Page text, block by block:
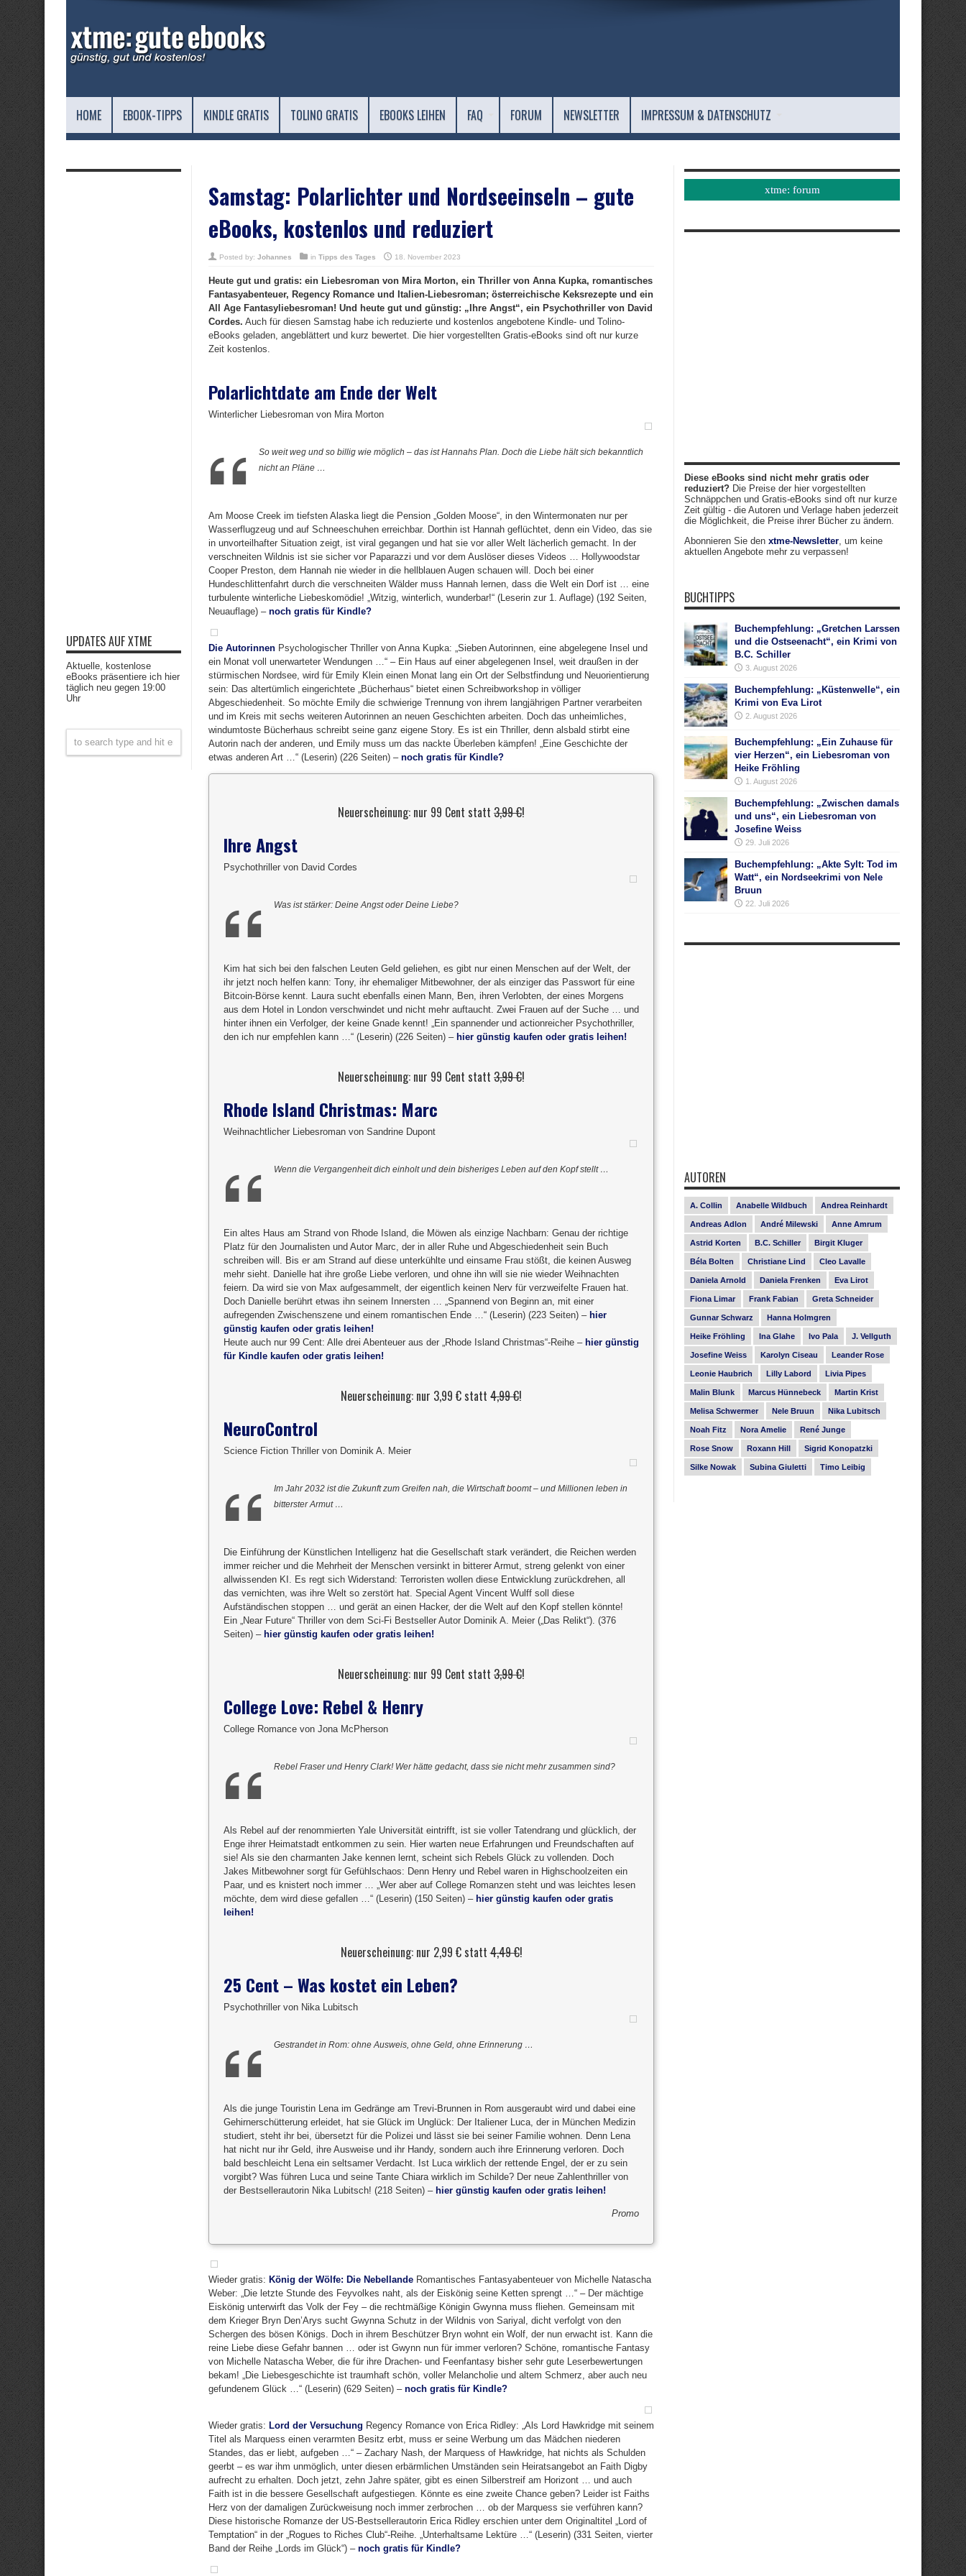
HOME EBOOK-TIPPS KINDLE GRATIS TOLINO GRATIS EBOOKS LEIHEN FAQ FORUM NEWSLETTER IMPRESSUM & DATENSCHUTZ
Samstag: Polarlichter und Nordseeinseln – gute
eBooks, kostenlos und reduziert
Posted by: Johannes in Tipps des Tages 18. November 2023
Heute gut und gratis: ein Liebesroman von Mira Morton, ein Thriller von Anna Kupka, romantisches
Fantasyabenteuer, Regency Romance und Italien-Liebesroman; österreichische Keksrezepte und ein
All Age Fantasyliebesroman! Und heute gut und günstig: „Ihre Angst“, ein Psychothriller von David
Cordes. Auch für diesen Samstag habe ich reduzierte und kostenlos angebotene Kindle- und Tolino-
eBooks geladen, angeblättert und kurz bewertet. Die hier vorgestellten Gratis-eBooks sind oft nur kurze
Zeit kostenlos.
Polarlichtdate am Ende der Welt
Winterlicher Liebesroman von Mira Morton
So weit weg und so billig wie möglich – das ist Hannahs Plan. Doch die Liebe hält sich bekanntlich
nicht an Pläne …
Am Moose Creek im tiefsten Alaska liegt die Pension „Golden Moose“, in den Wintermonaten nur per
Wasserflugzeug und auf Schneeschuhen erreichbar. Dorthin ist Hannah geflüchtet, denn ein Video, das sie
in unvorteilhafter Situation zeigt, ist viral gegangen und hat sie vor aller Welt lächerlich gemacht. In der
verschneiten Wildnis ist sie sicher vor Paparazzi und vor dem Auslöser dieses Videos … Hollywoodstar
Cooper Preston, dem Hannah nie wieder in die hellblauen Augen schauen will. Doch bei einer
Hundeschlittenfahrt durch die verschneiten Wälder muss Hannah lernen, dass die Welt ein Dorf ist … eine
turbulente winterliche Liebeskomödie! „Witzig, winterlich, wunderbar!“ (Leserin zur 1. Auflage) (192 Seiten,
Neuauflage) – noch gratis für Kindle?
Die Autorinnen Psychologischer Thriller von Anna Kupka: „Sieben Autorinnen, eine abgelegene Insel und
ein Monat voll unerwarteter Wendungen …“ – Ein Haus auf einer abgelegenen Insel, weit draußen in der
stürmischen Nordsee, wird für Emily Klein einen Monat lang ein Ort der Selbstfindung und Neuorientierung
sein: Das altertümlich eingerichtete „Bücherhaus“ bietet einen Schreibworkshop in völliger
Abgeschiedenheit. So möchte Emily die schwierige Trennung von ihrem langjährigen Partner verarbeiten
und im Kreis mit sechs weiteren Autorinnen an neuen Geschichten arbeiten. Doch das unheimliches,
windumtoste Bücherhaus schreibt seine ganz eigene Story. Es ist ein Thriller, denn alsbald stirbt eine
Autorin nach der anderen, und Emily muss um das nackte Überleben kämpfen! „Eine Geschichte der
etwas anderen Art …“ (Leserin) (226 Seiten) – noch gratis für Kindle?
Neuerscheinung: nur 99 Cent statt 3,99 €!
Ihre Angst
Psychothriller von David Cordes
Was ist stärker: Deine Angst oder Deine Liebe?
Kim hat sich bei den falschen Leuten Geld geliehen, es gibt nur einen Menschen auf der Welt, der
ihr jetzt noch helfen kann: Tony, ihr ehemaliger Mitbewohner, der als einziger das Passwort für eine
Bitcoin-Börse kennt. Laura sucht ebenfalls einen Mann, Ben, ihren Verlobten, der eines Morgens
aus dem Hotel in London verschwindet und nicht mehr auftaucht. Zwei Frauen auf der Suche … und
hinter ihnen ein Verfolger, der keine Gnade kennt! „Ein spannender und actionreicher Psychothriller,
den ich nur empfehlen kann …“ (Leserin) (226 Seiten) – hier günstig kaufen oder gratis leihen!
Neuerscheinung: nur 99 Cent statt 3,99 €!
Rhode Island Christmas: Marc
Weihnachtlicher Liebesroman von Sandrine Dupont
Wenn die Vergangenheit dich einholt und dein bisheriges Leben auf den Kopf stellt …
Ein altes Haus am Strand von Rhode Island, die Möwen als einzige Nachbarn: Genau der richtige
Platz für den Journalisten und Autor Marc, der in aller Ruhe und Abgeschiedenheit sein Buch
schreiben will. Bis er am Strand auf diese unterkühlte und einsame Frau stößt, die keinen Ausweg
mehr sieht. Danielle hat ihre große Liebe verloren, und ohne ihn will sie nie wieder Weihnachten
feiern. Da wird sie von Max aufgesammelt, der eigentlich keinen Nerv für verzweifelte Frauen hat.
Doch Danielle berührt etwas ihn seinem Innersten … „Spannend von Beginn an, mit einer
aufregenden Zwischenszene und einem romantischen Ende …“ (Leserin) (223 Seiten) – hier
günstig kaufen oder gratis leihen!
Heute auch nur 99 Cent: Alle drei Abenteuer aus der „Rhode Island Christmas“-Reihe – hier günstig
für Kindle kaufen oder gratis leihen!
Neuerscheinung: nur 3,99 € statt 4,99 €!
NeuroControl
Science Fiction Thriller von Dominik A. Meier
Im Jahr 2032 ist die Zukunft zum Greifen nah, die Wirtschaft boomt – und Millionen leben in
bitterster Armut …
Die Einführung der Künstlichen Intelligenz hat die Gesellschaft stark verändert, die Reichen werden
immer reicher und die Mehrheit der Menschen versinkt in bitterer Armut, streng gelenkt von einer
allwissenden KI. Es regt sich Widerstand: Terroristen wollen diese Entwicklung zurückdrehen, all
das vernichten, was ihre Welt so zerstört hat. Special Agent Vincent Wulff soll diese
Aufständischen stoppen … und gerät an einen Hacker, der die Welt auf den Kopf stellen könnte!
Ein „Near Future“ Thriller von dem Sci-Fi Bestseller Autor Dominik A. Meier („Das Relikt“). (376
Seiten) – hier günstig kaufen oder gratis leihen!
Neuerscheinung: nur 99 Cent statt 3,99 €!
College Love: Rebel & Henry
College Romance von Jona McPherson
Rebel Fraser und Henry Clark! Wer hätte gedacht, dass sie nicht mehr zusammen sind?
Als Rebel auf der renommierten Yale Universität eintrifft, ist sie voller Tatendrang und glücklich, der
Enge ihrer Heimatstadt entkommen zu sein. Hier warten neue Erfahrungen und Freundschaften auf
sie! Als sie den charmanten Jake kennen lernt, scheint sich Rebels Glück zu vollenden. Doch
Jakes Mitbewohner sorgt für Gefühlschaos: Denn Henry und Rebel waren in Highschoolzeiten ein
Paar, und es knistert noch immer … „Wer aber auf College Romanzen steht und was leichtes lesen
möchte, dem wird diese gefallen …“ (Leserin) (150 Seiten) – hier günstig kaufen oder gratis
leihen!
Neuerscheinung: nur 2,99 € statt4,49 €!
25 Cent – Was kostet ein Leben?
Psychothriller von Nika Lubitsch
Gestrandet in Rom: ohne Ausweis, ohne Geld, ohne Erinnerung …
Als die junge Touristin Lena im Gedränge am Trevi-Brunnen in Rom ausgeraubt wird und dabei eine
Gehirnerschütterung erleidet, hat sie Glück im Unglück: Der Italiener Luca, der in München Medizin
studiert, steht ihr bei, übersetzt für die Polizei und lässt sie bei seiner Familie wohnen. Denn Lena
hat nicht nur ihr Geld, ihre Ausweise und ihr Handy, sondern auch ihre Erinnerung verloren. Doch
bald beschleicht Lena ein seltsamer Verdacht. Ist Luca wirklich der rettende Engel, der er zu sein
vorgibt? Was führen Luca und seine Tante Chiara wirklich im Schilde? Der neue Zahlenthriller von
der Bestsellerautorin Nika Lubitsch! (218 Seiten) – hier günstig kaufen oder gratis leihen!
Promo
Wieder gratis: König der Wölfe: Die Nebellande Romantisches Fantasyabenteuer von Michelle Natascha
Weber: „Die letzte Stunde des Feyvolkes naht, als der Eiskönig seine Ketten sprengt …“ – Der mächtige
Eiskönig unterwirft das Volk der Fey – die rechtmäßige Königin Gwynna muss fliehen. Gemeinsam mit
dem Krieger Bryn Den’Arys sucht Gwynna Schutz in der Wildnis von Sariyal, dicht verfolgt von den
Schergen des bösen Königs. Doch in ihrem Beschützer Bryn wohnt ein Wolf, der nun erwacht ist. Kann die
reine Liebe diese Gefahr bannen … oder ist Gwynn nun für immer verloren? Schöne, romantische Fantasy
von Michelle Natascha Weber, die für ihre Drachen- und Feenfantasy bisher sehr gute Leserbewertungen
bekam! „Die Liebesgeschichte ist traumhaft schön, voller Melancholie und altem Schmerz, aber auch neu
gefundenem Glück …“ (Leserin) (629 Seiten) – noch gratis für Kindle?
Wieder gratis: Lord der Versuchung Regency Romance von Erica Ridley: „Als Lord Hawkridge mit seinem
Titel als Marquess einen verarmten Besitz erbt, muss er seine Werbung um das Mädchen niederen
Standes, das er liebt, aufgeben …“ – Zachary Nash, der Marquess of Hawkridge, hat nichts als Schulden
geerbt – es war ihm unmöglich, unter diesen erbärmlichen Umständen sein Heiratsangebot an Faith Digby
aufrecht zu erhalten. Doch jetzt, zehn Jahre später, gibt es einen Silberstreif am Horizont … und auch
Faith ist in die bessere Gesellschaft aufgestiegen. Könnte es eine zweite Chance geben? Leider ist Faiths
Herz von der damaligen Zurückweisung noch immer zerbrochen … ob der Marquess sie verführen kann?
Diese historische Romanze der US-Bestsellerautorin Erica Ridley erschien unter dem Originaltitel „Lord of
Temptation“ in der „Rogues to Riches Club“-Reihe. „Unterhaltsame Lektüre …“ (Leserin) (331 Seiten, vierter
Band der Reihe „Lords im Glück“) – noch gratis für Kindle?
UPDATES AUF XTME
Aktuelle, kostenlose
eBooks präsentiere ich hier
täglich neu gegen 19:00
Uhr
xtme: forum
Diese eBooks sind nicht mehr gratis oder
reduziert? Die Preise der hier vorgestellten
Schnäppchen und Gratis-eBooks sind oft nur kurze
Zeit gültig - die Autoren und Verlage haben jederzeit
die Möglichkeit, die Preise ihrer Bücher zu ändern.
Abonnieren Sie den xtme-Newsletter, um keine
aktuellen Angebote mehr zu verpassen!
BUCHTIPPS
Buchempfehlung: „Gretchen Larssen
und die Ostseenacht“, ein Krimi von
B.C. Schiller
3. August 2026
Buchempfehlung: „Küstenwelle“, ein
Krimi von Eva Lirot
2. August 2026
Buchempfehlung: „Ein Zuhause für
vier Herzen“, ein Liebesroman von
Heike Fröhling
1. August 2026
Buchempfehlung: „Zwischen damals
und uns“, ein Liebesroman von
Josefine Weiss
29. Juli 2026
Buchempfehlung: „Akte Sylt: Tod im
Watt“, ein Nordseekrimi von Nele
Bruun
22. Juli 2026
AUTOREN
A. Collin Anabelle Wildbuch Andrea Reinhardt
Andreas Adlon André Milewski Anne Amrum
Astrid Korten B.C. Schiller Birgit Kluger
Béla Bolten Christiane Lind Cleo Lavalle
Daniela Arnold Daniela Frenken Eva Lirot
Fiona Limar Frank Fabian Greta Schneider
Gunnar Schwarz Hanna Holmgren
Heike Fröhling Ina Glahe Ivo Pala J. Vellguth
Josefine Weiss Karolyn Ciseau Leander Rose
Leonie Haubrich Lilly Labord Livia Pipes
Malin Blunk Marcus Hünnebeck Martin Krist
Melisa Schwermer Nele Bruun Nika Lubitsch
Noah Fitz Nora Amelie René Junge
Rose Snow Roxann Hill Sigrid Konopatzki
Silke Nowak Subina Giuletti Timo Leibig